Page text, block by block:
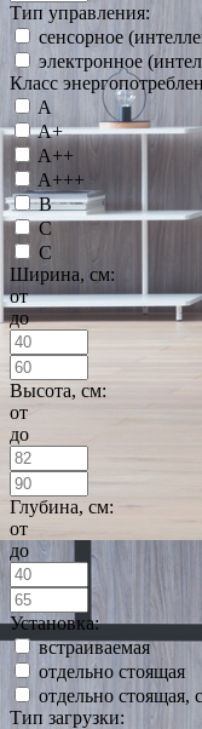
Тип управления:
сенсорное
электронное
Класс
A
A+
A++
A+++
B
C
С
Ширина, см:
от
до
Высота, см:
от
до
Глубина, см:
от
до
Установка:
встраиваемая
отдельно стоящая
отдельно стоящая,
Тип загрузки: